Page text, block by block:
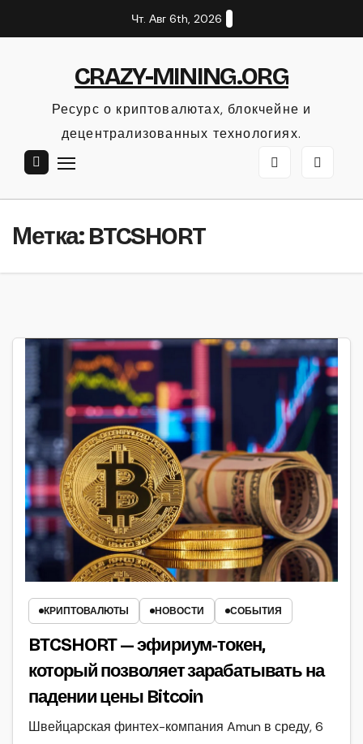
к
Чт. Авг 6th, 2026
CRAZY-MINING.ORG
Ресурс о криптовалютах, блокчейне и
децентрализованных технологиях.
Метка:BTCSHORT
КРИПТОВАЛЮТЫ НОВОСТИ СОБЫТИЯ
BTCSHORT — эфириум-токен,
который позволяет зарабатывать на
падении цены Bitcoin
Швейцарская финтех-компания Amun в среду, 6